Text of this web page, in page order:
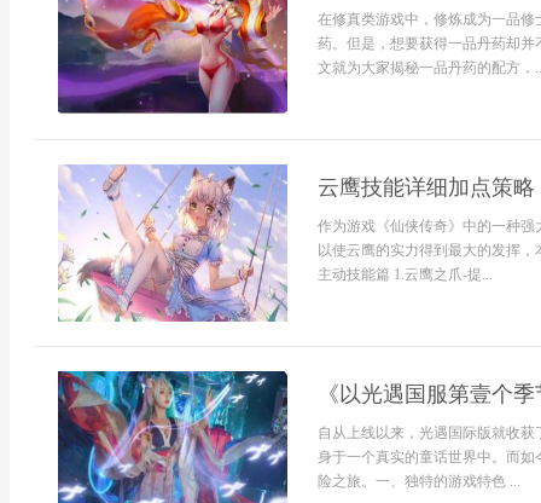
在修真类游戏中，修炼成为一品
药。但是，想要获得一品丹药却
文就为大家揭秘一品丹药的配方，
云鹰技能详细加点策
作为游戏《仙侠传奇》中的一种
以使云鹰的实力得到最大的发挥
主动技能篇 1.云鹰之爪-提...
《以光遇国服第壹个
自从上线以来，光遇国际版就收
身于一个真实的童话世界中。而
险之旅。一、独特的游戏特色 ...